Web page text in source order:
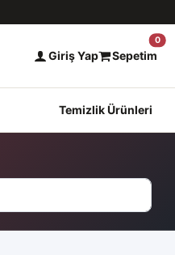
Giriş Yap Sepetim
0
Temizlik Ürünleri